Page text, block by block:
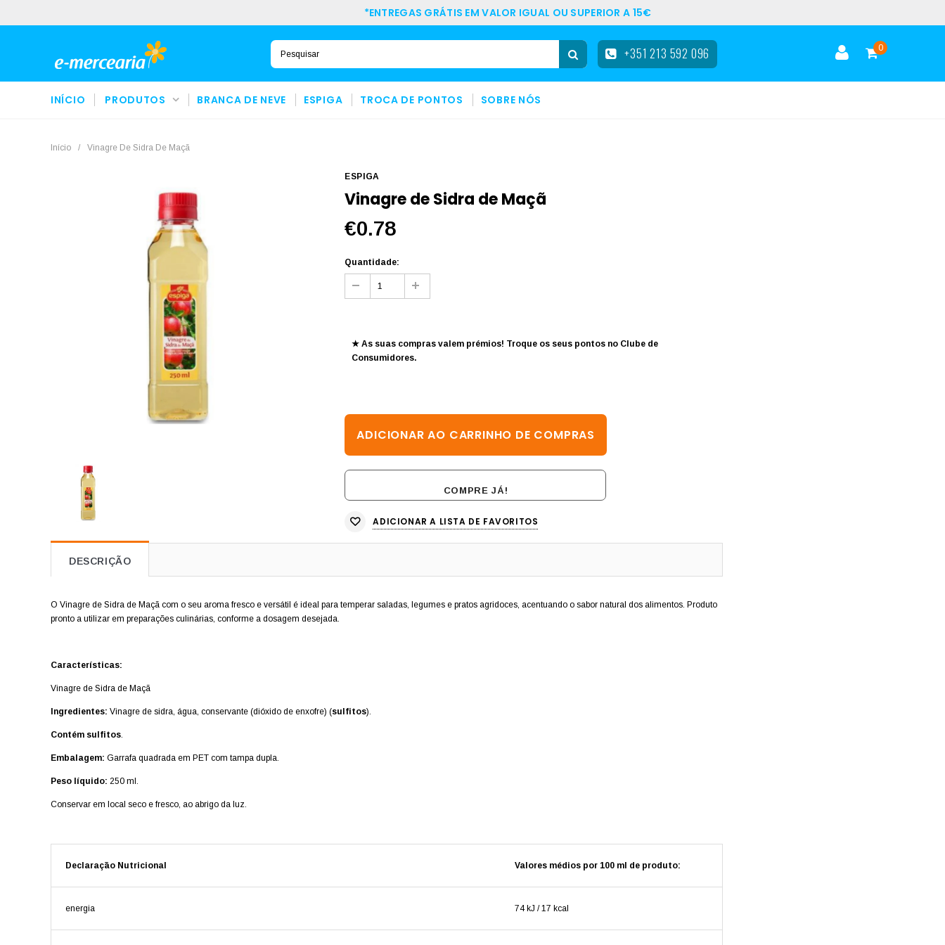
*ENTREGAS GRÁTIS EM VALOR IGUAL OU SUPERIOR A 15€
0
+351 213 592 096
INÍCIO PRODUTOS BRANCA DE NEVE ESPIGA TROCA DE PONTOS SOBRE NÓS
Início / Vinagre De Sidra De Maçã
ESPIGA
Vinagre de Sidra de Maçã
€0.78
Quantidade:
★ As suas compras valem prémios! Troque os seus pontos no Clube de
Consumidores.
COMPRE JÁ!
ADICIONAR A LISTA DE FAVORITOS
DESCRIÇÃO
O Vinagre de Sidra de Maçã com o seu aroma fresco e versátil é ideal para temperar saladas, legumes e pratos agridoces, acentuando o sabor natural dos alimentos. Produto
pronto a utilizar em preparações culinárias, conforme a dosagem desejada.
Características:
Vinagre de Sidra de Maçã
Ingredientes: Vinagre de sidra, água, conservante (dióxido de enxofre) (sulfitos).
Contém sulfitos.
Embalagem: Garrafa quadrada em PET com tampa dupla.
Peso líquido: 250 ml.
Conservar em local seco e fresco, ao abrigo da luz.
Declaração Nutricional Valores médios por 100 ml de produto:
energia 74 kJ / 17 kcal